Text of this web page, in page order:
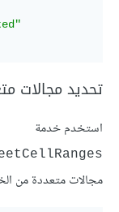
تحديد مجالات
استخدم خدمة
مجالات متعددة من